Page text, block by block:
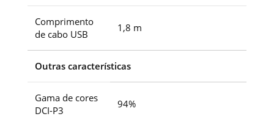
Comprimento
de cabo USB
1,8 m
Outras características
Gama de cores
DCI-P3
94%